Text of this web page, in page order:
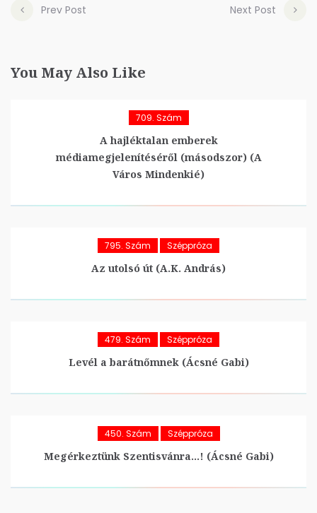
Prev Post Next Post
You May Also Like
709. Szám
A hajléktalan emberek
médiamegjelenítéséről (másodszor) (A
Város Mindenkié)
795. Szám Széppróza
Az utolsó út (A.K. András)
479. Szám Széppróza
Levél a barátnőmnek (Ácsné Gabi)
450. Szám Széppróza
Megérkeztünk Szentisvánra…! (Ácsné Gabi)